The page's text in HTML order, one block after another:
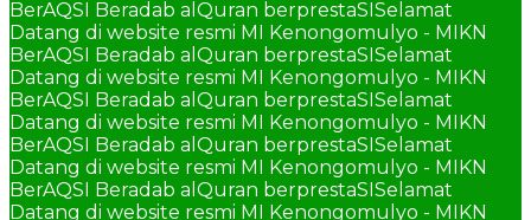
BerAQSI Beradab alQuran berprestaSISelamat
Datang di website resmi MI Kenongomulyo - MIKN
BerAQSI Beradab alQuran berprestaSISelamat
Datang di website resmi MI Kenongomulyo - MIKN
BerAQSI Beradab alQuran berprestaSISelamat
Datang di website resmi MI Kenongomulyo - MIKN
BerAQSI Beradab alQuran berprestaSISelamat
Datang di website resmi MI Kenongomulyo - MIKN
BerAQSI Beradab alQuran berprestaSISelamat
Datang di website resmi MI Kenongomulyo - MIKN